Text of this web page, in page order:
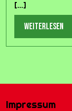
[...]
weiterlesen
Impressum